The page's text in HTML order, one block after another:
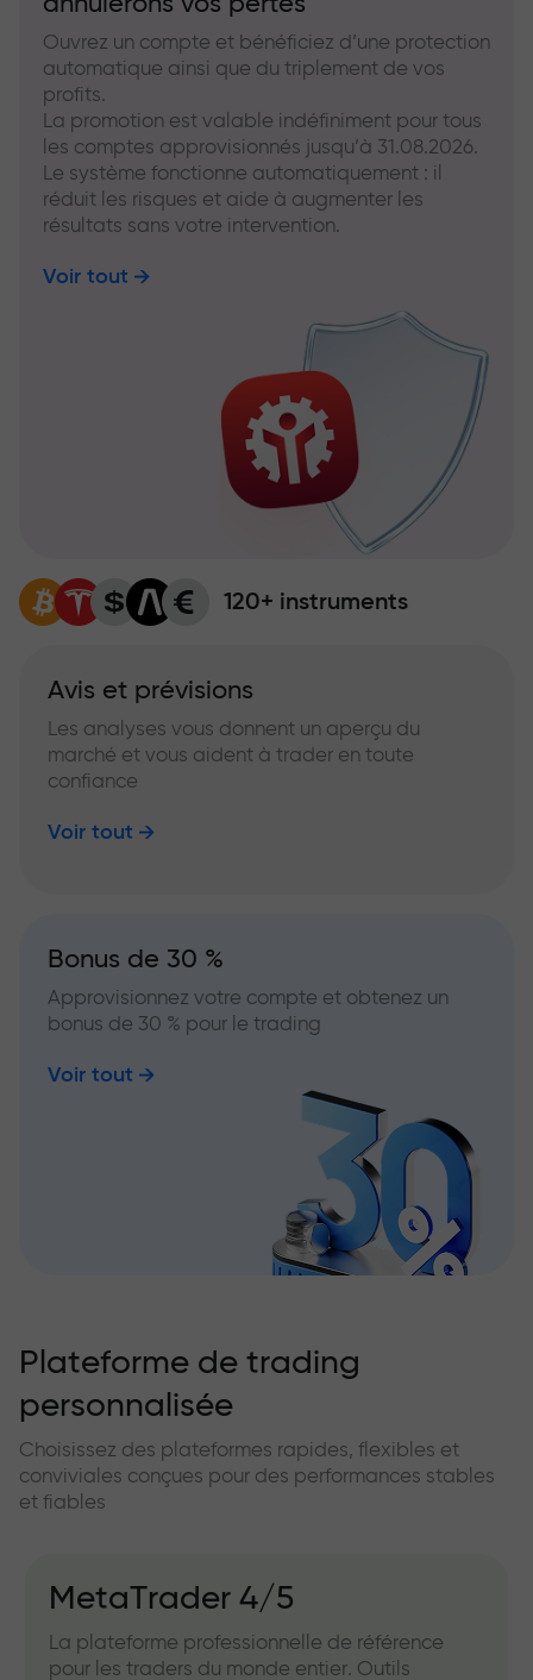
Ouvrez un compte et bénéficiez d’une protection
automatique ainsi que du triplement de vos
profits.
La promotion est valable indéfiniment pour tous
les comptes approvisionnés jusqu’à 31.08.2026.
Le système fonctionne automatiquement : il
réduit les risques et aide à augmenter les
résultats sans votre intervention.
Voir tout
120+ instruments
Avis et prévisions
Les analyses vous donnent un aperçu du
marché et vous aident à trader en toute
confiance
Voir tout
Bonus de 30 %
Approvisionnez votre compte et obtenez un
bonus de 30 % pour le trading
Voir tout
Plateforme de trading
personnalisée
Choisissez des plateformes rapides, flexibles et
conviviales conçues pour des performances stables
et fiables
MetaTrader 4/5
La plateforme professionnelle de référence
pour les traders du monde entier. Outils